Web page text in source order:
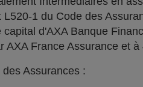
1 du Code des
capital d'AXA Banque
France Assurance et
Assurances :